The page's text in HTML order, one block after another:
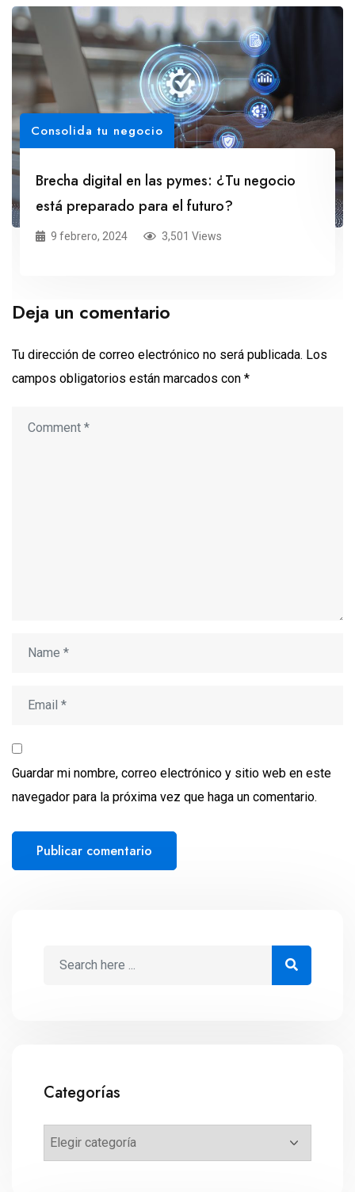
Consolida tu negocio
Brecha digital en las pymes: ¿Tu negocio
está preparado para el futuro?
9 febrero, 2024 3,501 Views
Deja un comentario
Tu dirección de correo electrónico no será publicada. Los
campos obligatorios están marcados con *
Guardar mi nombre, correo electrónico y sitio web en este
navegador para la próxima vez que haga un comentario.
Categorías